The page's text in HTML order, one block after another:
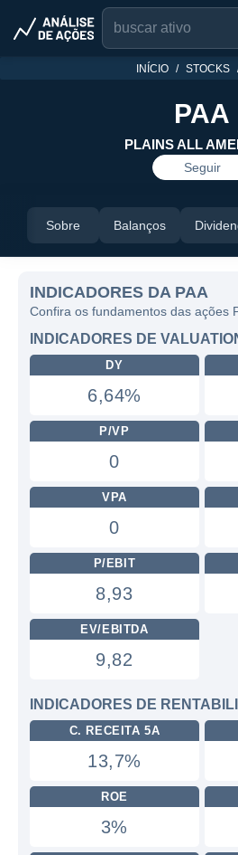
INÍCIO STOCKS
PAA
PLAINS ALL
Seguir
Sobre Balanços
INDICADORES DA PAA
Confira os fundamentos das ações
INDICADORES DE
DY
6,64%
P/VP
0
VPA
0
P/EBIT
8,93
EV/EBITDA
9,82
INDICADORES DE
C. RECEITA 5A
13,7%
ROE
3%